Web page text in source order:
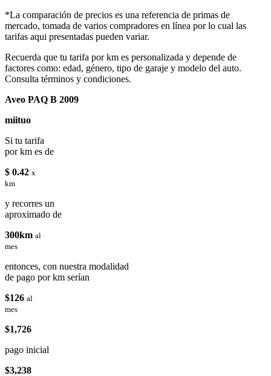
*La comparación de precios es una referencia de primas de
mercado, tomada de varios compradores en línea por lo cual las
tarifas aqui presentadas pueden variar.
Recuerda que tu tarifa por km es personalizada y depende de
factores como: edad, género, tipo de garaje y modelo del auto.
Consulta términos y condiciones.
Aveo PAQ B 2009
miituo
Si tu tarifa
por km es de
$ 0.42 x
km
y recorres un
aproximado de
300km al
mes
entonces, con nuestra modalidad
de pago por km serían
$126 al
mes
$1,726
pago inicial
$3,238